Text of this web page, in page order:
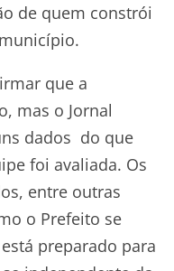
de quem constrói
que a
mas o Jornal
dados do que
foi avaliada. Os
entre outras
o Prefeito se
preparado para